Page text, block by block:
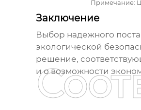
Примечание:
Заключение
Выбор надежного
экологической
решение,
и о возможности